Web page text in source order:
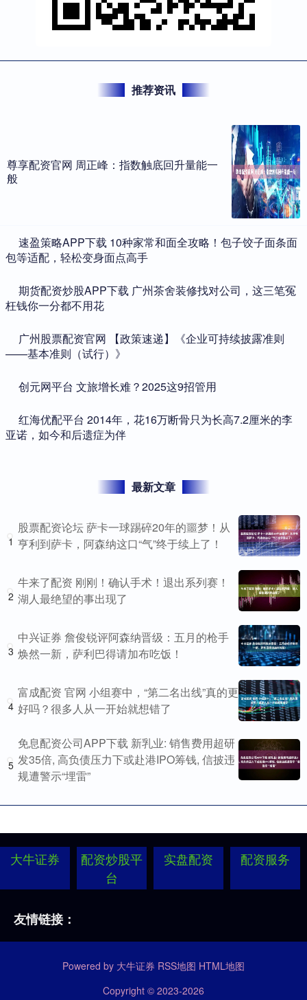
推荐资讯
尊享配资官网 周正峰：指数触底回升量能一
般
​速盈策略APP下载 10种家常和面全攻略！包子饺子面条面
包等适配，轻松变身面点高手
​期货配资炒股APP下载 广州茶舍装修找对公司，这三笔冤
枉钱你一分都不用花
​广州股票配资官网 【政策速递】《企业可持续披露准则
——基本准则（试行）》
​创元网平台 文旅增长难？2025这9招管用
​红海优配平台 2014年，花16万断骨只为长高7.2厘米的李
亚诺，如今和后遗症为伴
最新文章
1
股票配资论坛 萨卡一球踢碎20年的噩梦！从
亨利到萨卡，阿森纳这口“气”终于续上了！
2
牛来了配资 刚刚！确认手术！退出系列赛！
湖人最绝望的事出现了
3
中兴证券 詹俊锐评阿森纳晋级：五月的枪手
焕然一新，萨利巴得请加布吃饭！
4
富成配资 官网 小组赛中，“第二名出线”真的更
好吗？很多人从一开始就想错了
5
免息配资公司APP下载 新乳业: 销售费用超研
发35倍, 高负债压力下或赴港IPO筹钱, 信披违
规遭警示“埋雷”
大牛证券
配资炒股平
台
实盘配资 配资服务
友情链接：
Powered by 大牛证券 RSS地图 HTML地图
Copyright © 2023-2026